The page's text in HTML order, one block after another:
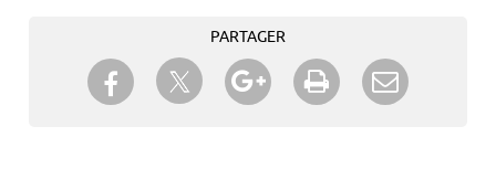
PARTAGER
Partager sur Facebook
Partager sur TwitterPartager sur Google+
Imprimer